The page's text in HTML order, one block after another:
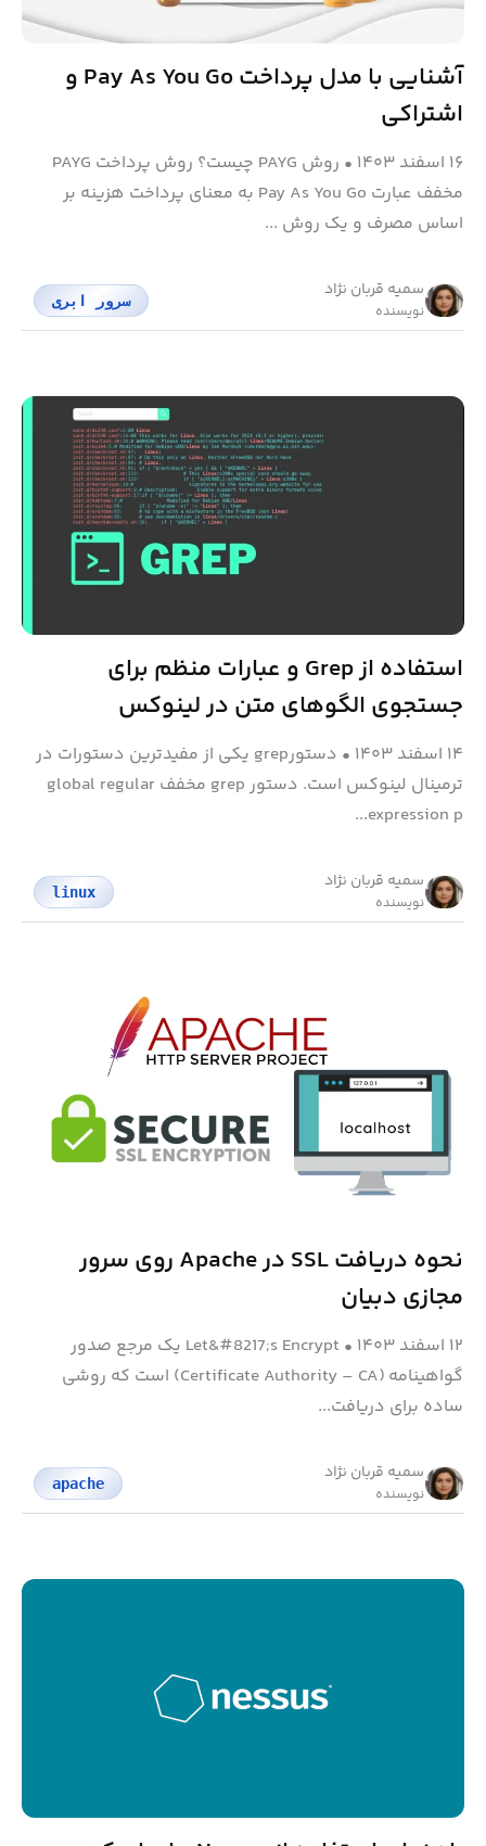
آشنایی با مدل پرداخت Pay As You Go و
اشتراکی
۱۶ اسفند ۱۴۰۳ •
روش PAYG چیست؟ روش پرداخت PAYG
مخفف عبارت Pay As You Go به معنای پرداخت هزینه بر
اساس مصرف و یک روش ...
سمیه قربان نژاد
نویسنده
سرور ابری
استفاده از Grep و عبارات منظم برای
جستجوی الگوهای متن در لینوکس
۱۴ اسفند ۱۴۰۳ •
دستورgrep یکی از مفیدترین دستورات در
ترمینال لینوکس است. دستور grep مخفف global regular
expression p...
سمیه قربان نژاد
نویسنده
linux
نحوه دریافت SSL در Apache روی سرور
مجازی دبیان
۱۲ اسفند ۱۴۰۳ •
Let&#8217;s Encrypt یک مرجع صدور
گواهینامه (Certificate Authority – CA) است که روشی
ساده برای دریافت...
سمیه قربان نژاد
نویسنده
apache